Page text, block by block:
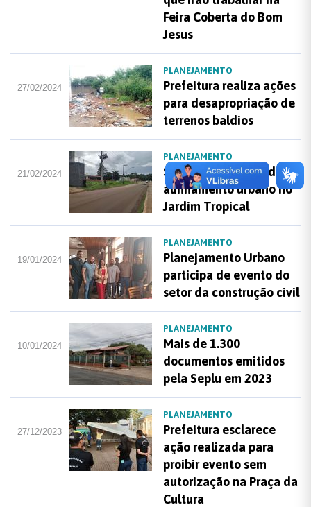
Feira Coberta do Bom
Jesus
27/02/2024
PLANEJAMENTO
Prefeitura realiza ações
para desapropriação de
terrenos baldios
21/02/2024
PLANEJAMENTO
Seplu realiza ação de
alinhamento urbano no
Jardim Tropical
19/01/2024
PLANEJAMENTO
Planejamento Urbano
participa de evento do
setor da construção civil
10/01/2024
PLANEJAMENTO
Mais de 1.300
documentos emitidos
pela Seplu em 2023
27/12/2023
PLANEJAMENTO
Prefeitura esclarece
ação realizada para
proibir evento sem
autorização na Praça da
Cultura